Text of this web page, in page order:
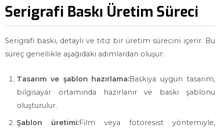
Serigrafi Baskı Üretim Süreci
Serigrafi baskı, detaylı ve titiz bir üretim sürecini içerir. Bu
süreç genellikle aşağıdaki adımlardan oluşur:
Tasarım ve şablon hazırlama:Baskıya uygun tasarım,
bilgisayar ortamında hazırlanır ve baskı şablonu
oluşturulur.
Şablon üretimi:Film veya fotoresist yöntemiyle,